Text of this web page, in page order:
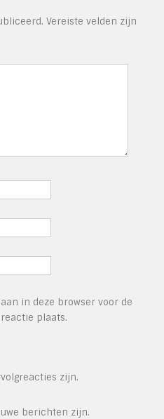
Vereiste velden zijn
in deze browser voor de
plaats.
zijn.
berichten zijn.